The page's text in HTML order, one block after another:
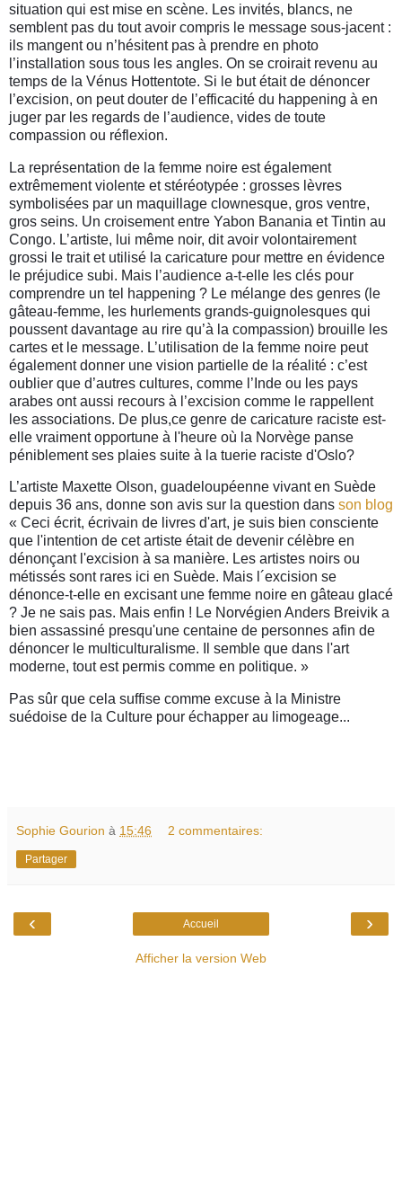
situation qui est mise en scène. Les invités, blancs, ne
semblent pas du tout avoir compris le message sous-jacent :
ils mangent ou n’hésitent pas à prendre en photo
l’installation sous tous les angles. On se croirait revenu au
temps de la Vénus Hottentote. Si le but était de dénoncer
l’excision, on peut douter de l’efficacité du happening à en
juger par les regards de l’audience, vides de toute
compassion ou réflexion.
La représentation de la femme noire est également
extrêmement violente et stéréotypée : grosses lèvres
symbolisées par un maquillage clownesque, gros ventre,
gros seins. Un croisement entre Yabon Banania et Tintin au
Congo. L’artiste, lui même noir, dit avoir volontairement
grossi le trait et utilisé la caricature pour mettre en évidence
le préjudice subi. Mais l’audience a-t-elle les clés pour
comprendre un tel happening ? Le mélange des genres (le
gâteau-femme, les hurlements grands-guignolesques qui
poussent davantage au rire qu’à la compassion) brouille les
cartes et le message. L’utilisation de la femme noire peut
également donner une vision partielle de la réalité : c’est
oublier que d’autres cultures, comme l’Inde ou les pays
arabes ont aussi recours à l’excision comme le rappellent
les associations. De plus,ce genre de caricature raciste est-
elle vraiment opportune à l'heure où la Norvège panse
péniblement ses plaies suite à la tuerie raciste d'Oslo?
L’artiste Maxette Olson, guadeloupéenne vivant en Suède
depuis 36 ans, donne son avis sur la question dans son blog
« Ceci écrit, écrivain de livres d'art, je suis bien consciente
que l'intention de cet artiste était de devenir célèbre en
dénonçant l'excision à sa manière. Les artistes noirs ou
métissés sont rares ici en Suède. Mais l´excision se
dénonce-t-elle en excisant une femme noire en gâteau glacé
? Je ne sais pas. Mais enfin ! Le Norvégien Anders Breivik a
bien assassiné presqu'une centaine de personnes afin de
dénoncer le multiculturalisme. Il semble que dans l'art
moderne, tout est permis comme en politique. »
Pas sûr que cela suffise comme excuse à la Ministre
suédoise de la Culture pour échapper au limogeage...
Sophie Gourion à 15:46 2 commentaires:
Partager
‹ ›
Accueil
Afficher la version Web